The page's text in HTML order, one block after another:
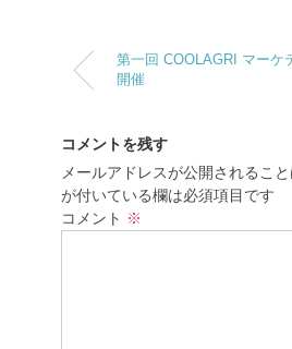
第一回 COOLAGRI マーケ
開催
コメントを残す
メールアドレスが公開されること
が付いている欄は必須項目です
コメント ※